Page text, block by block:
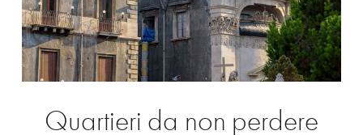
Quartieri da non perdere